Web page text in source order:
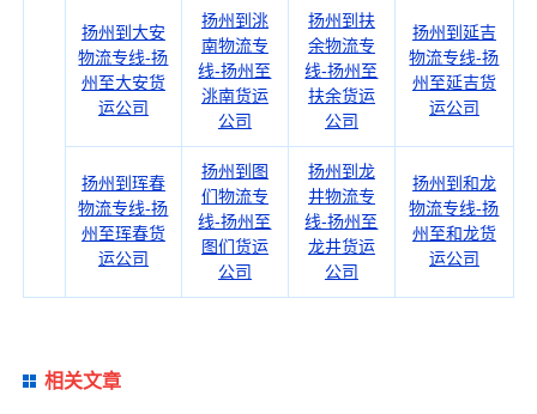
扬州到大安
物流专线-扬
州至大安货
运公司
扬州到洮
南物流专
线-扬州至
洮南货运
公司
扬州到扶
余物流专
线-扬州至
扶余货运
公司
扬州到延吉
物流专线-扬
州至延吉货
运公司
扬州到珲春
物流专线-扬
州至珲春货
运公司
扬州到图
们物流专
线-扬州至
图们货运
公司
扬州到龙
井物流专
线-扬州至
龙井货运
公司
扬州到和龙
物流专线-扬
州至和龙货
运公司
相关文章